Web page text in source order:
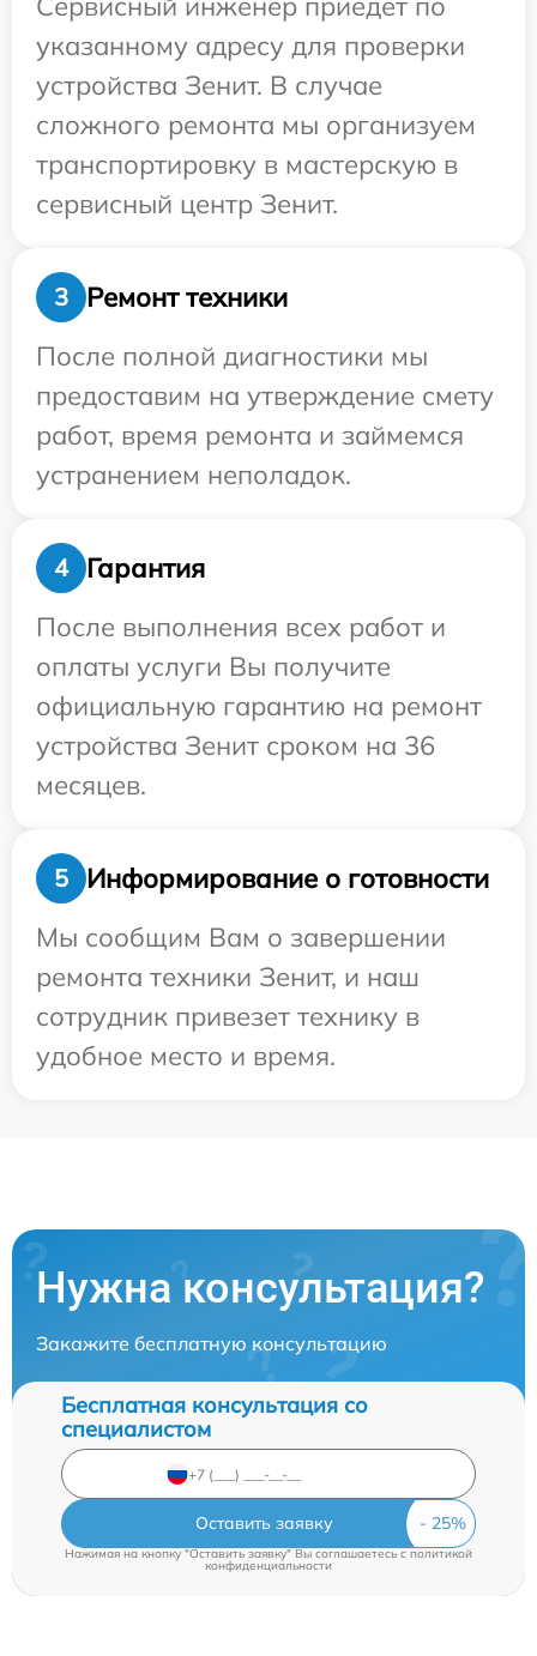
указанному адресу для проверки
устройства Зенит. В случае
сложного ремонта мы организуем
транспортировку в мастерскую в
сервисный центр Зенит.
3
Ремонт техники
После полной диагностики мы
предоставим на утверждение смету
работ, время ремонта и займемся
устранением неполадок.
4
Гарантия
После выполнения всех работ и
оплаты услуги Вы получите
официальную гарантию на ремонт
устройства Зенит сроком на 36
месяцев.
5
Информирование о готовности
Мы сообщим Вам о завершении
ремонта техники Зенит, и наш
сотрудник привезет технику в
удобное место и время.
Нужна консультация?
Закажите бесплатную консультацию
Бесплатная консультация со
специалистом
Оставить заявку
Нажимая на кнопку "Оставить заявку" Вы соглашаетесь cполитикой
конфиденциальности